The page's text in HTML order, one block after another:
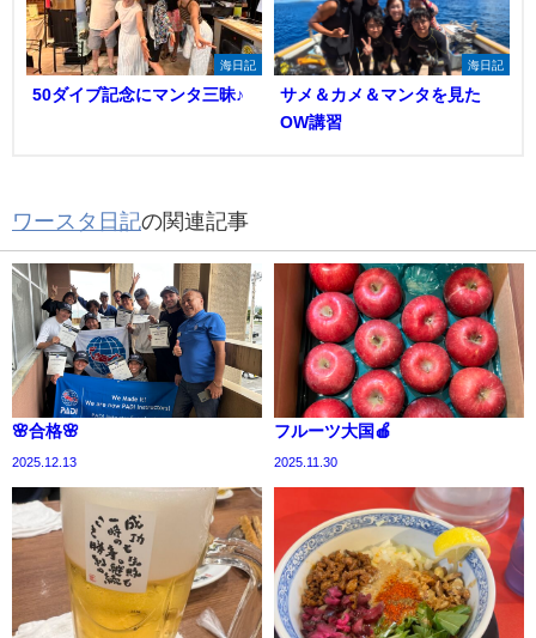
海日記
50ダイブ記念にマンタ三昧♪
海日記
サメ＆カメ＆マンタを見た
OW講習
ワースタ日記の関連記事
🌸合格🌸
2025.12.13
フルーツ大国🍎
2025.11.30